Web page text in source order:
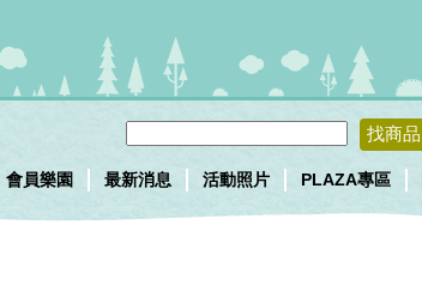
找商品
會員樂園 最新消息 活動照片 PLAZA專區